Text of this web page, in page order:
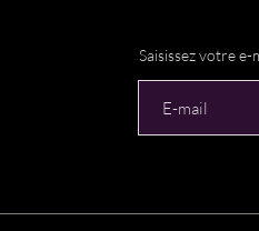
Saisissez votre e-